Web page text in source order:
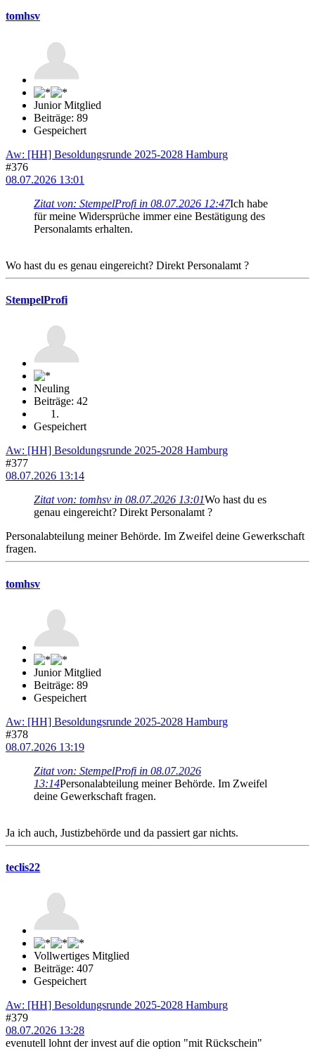
tomhsv
Junior Mitglied
Beiträge: 89
Gespeichert
Aw: [HH] Besoldungsrunde 2025-2028 Hamburg
#376
08.07.2026 13:01
Zitat von: StempelProfi in 08.07.2026 12:47Ich habe
für meine Widersprüche immer eine Bestätigung des
Personalamts erhalten.
Wo hast du es genau eingereicht? Direkt Personalamt ?
StempelProfi
Neuling
Beiträge: 42
Gespeichert
Aw: [HH] Besoldungsrunde 2025-2028 Hamburg
#377
08.07.2026 13:14
Zitat von: tomhsv in 08.07.2026 13:01Wo hast du es
genau eingereicht? Direkt Personalamt ?
Personalabteilung meiner Behörde. Im Zweifel deine Gewerkschaft
fragen.
tomhsv
Junior Mitglied
Beiträge: 89
Gespeichert
Aw: [HH] Besoldungsrunde 2025-2028 Hamburg
#378
08.07.2026 13:19
Zitat von: StempelProfi in 08.07.2026
13:14Personalabteilung meiner Behörde. Im Zweifel
deine Gewerkschaft fragen.
Ja ich auch, Justizbehörde und da passiert gar nichts.
teclis22
Vollwertiges Mitglied
Beiträge: 407
Gespeichert
Aw: [HH] Besoldungsrunde 2025-2028 Hamburg
#379
08.07.2026 13:28
evenutell lohnt der invest auf die option "mit Rückschein"